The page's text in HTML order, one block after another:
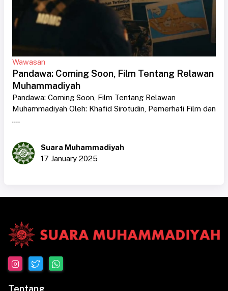
Wawasan
Pandawa: Coming Soon, Film Tentang Relawan
Muhammadiyah
Pandawa: Coming Soon, Film Tentang Relawan
Muhammadiyah Oleh: Khafid Sirotudin, Pemerhati Film dan
....
Suara Muhammadiyah
17 January 2025
Tentang